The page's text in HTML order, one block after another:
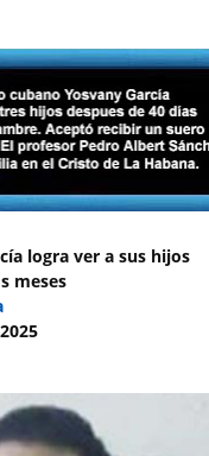
logra ver a sus hijos
meses